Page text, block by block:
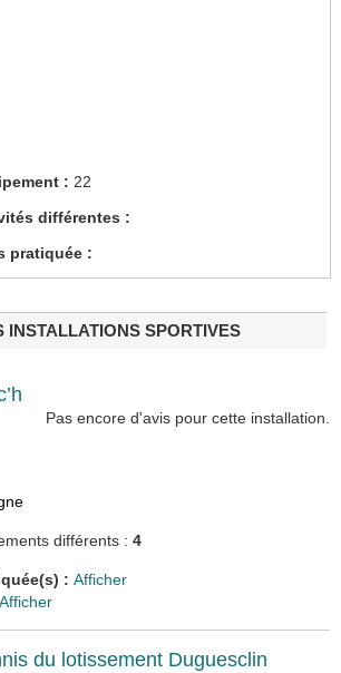
: 22
différentes :
pratiquée :
INSTALLATIONS SPORTIVES
Pas encore d'avis pour cette installation.
différents :4
:Afficher
Afficher
du lotissement Duguesclin